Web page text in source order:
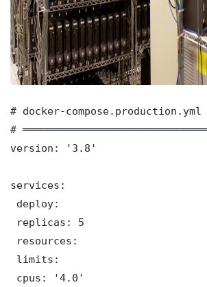
# docker-compose.production.yml
#
version: '3.8'
services:
deploy:
replicas: 5
resources:
limits:
cpus: '4.0'